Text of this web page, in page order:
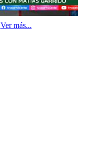
Ver más...